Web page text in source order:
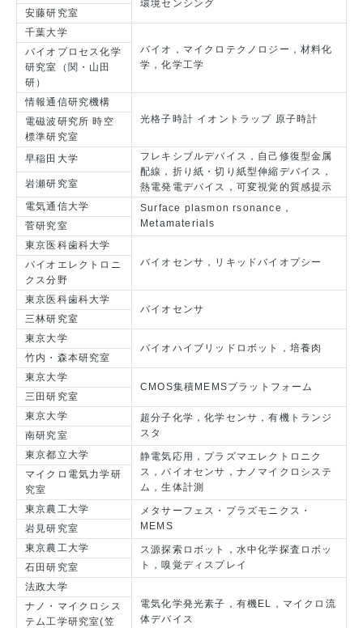
環境センシング
安藤研究室
千葉大学
バイオ，マイクロテクノロジー，材料化
学，化学工学
バイオプロセス化学
研究室（関・山田
研）
情報通信研究機構
光格子時計 イオントラップ 原子時計
電磁波研究所 時空
標準研究室
早稲田大学
フレキシブルデバイス，自己修復型金属
配線，折り紙・切り紙型伸縮デバイス，
熱電発電デバイス，可変視覚的質感提示
岩瀬研究室
電気通信大学
Surface plasmon rsonance，
Metamaterials
菅研究室
東京医科歯科大学
バイオセンサ，リキッドバイオプシー
バイオエレクトロニ
クス分野
東京医科歯科大学
バイオセンサ
三林研究室
東京大学
バイオハイブリッドロボット，培養肉
竹内・森本研究室
東京大学
CMOS集積MEMSプラットフォーム
三田研究室
東京大学
超分子化学，化学センサ，有機トランジ
スタ
南研究室
東京都立大学
静電気応用，プラズマエレクトロニク
ス，バイオセンサ，ナノマイクロシステ
ム，生体計測
マイクロ電気力学研
究室
東京農工大学
メタサーフェス・プラズモニクス・
MEMS
岩見研究室
東京農工大学
ス源探索ロボット，水中化学探査ロボッ
ト，嗅覚ディスプレイ
石田研究室
法政大学
電気化学発光素子，有機EL，マイクロ流
体デバイス
ナノ・マイクロシス
テム工学研究室(笠